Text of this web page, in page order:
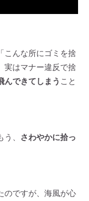
こんな所にゴミを捨
実はマナー違反で捨
んできてしまう こと
、 さわやかに拾っ
のですが、海風が心